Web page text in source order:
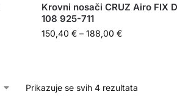
Krovni nosači CRUZ Airo FIX
108 925-711
150,40 € – 188,00 €
Prikazuje se svih 4 rezultata